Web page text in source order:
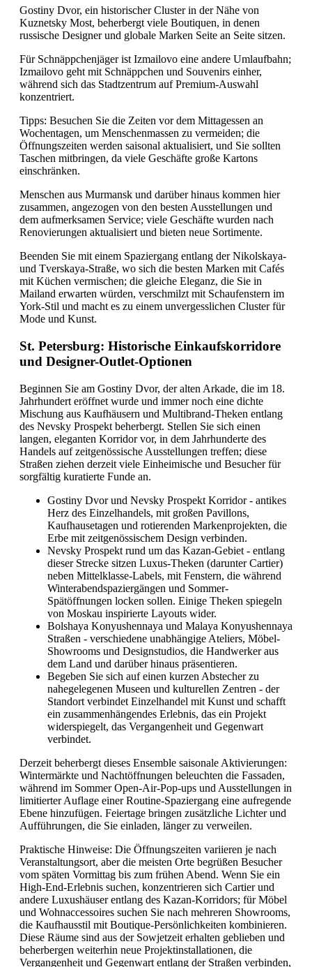
Gostiny Dvor, ein historischer Cluster in der Nähe von
Kuznetsky Most, beherbergt viele Boutiquen, in denen
russische Designer und globale Marken Seite an Seite sitzen.
Für Schnäppchenjäger ist Izmailovo eine andere Umlaufbahn;
Izmailovo geht mit Schnäppchen und Souvenirs einher,
während sich das Stadtzentrum auf Premium-Auswahl
konzentriert.
Tipps: Besuchen Sie die Zeiten vor dem Mittagessen an
Wochentagen, um Menschenmassen zu vermeiden; die
Öffnungszeiten werden saisonal aktualisiert, und Sie sollten
Taschen mitbringen, da viele Geschäfte große Kartons
einschränken.
Menschen aus Murmansk und darüber hinaus kommen hier
zusammen, angezogen von den besten Ausstellungen und
dem aufmerksamen Service; viele Geschäfte wurden nach
Renovierungen aktualisiert und bieten neue Sortimente.
Beenden Sie mit einem Spaziergang entlang der Nikolskaya-
und Tverskaya-Straße, wo sich die besten Marken mit Cafés
mit Küchen vermischen; die gleiche Eleganz, die Sie in
Mailand erwarten würden, verschmilzt mit Schaufenstern im
York-Stil und macht es zu einem unvergesslichen Cluster für
Mode und Kunst.
St. Petersburg: Historische Einkaufskorridore
und Designer-Outlet-Optionen
Beginnen Sie am Gostiny Dvor, der alten Arkade, die im 18.
Jahrhundert eröffnet wurde und immer noch eine dichte
Mischung aus Kaufhäusern und Multibrand-Theken entlang
des Nevsky Prospekt beherbergt. Stellen Sie sich einen
langen, eleganten Korridor vor, in dem Jahrhunderte des
Handels auf zeitgenössische Ausstellungen treffen; diese
Straßen ziehen derzeit viele Einheimische und Besucher für
sorgfältig kuratierte Funde an.
Gostiny Dvor und Nevsky Prospekt Korridor - antikes
Herz des Einzelhandels, mit großen Pavillons,
Kaufhausetagen und rotierenden Markenprojekten, die
Erbe mit zeitgenössischem Design verbinden.
Nevsky Prospekt rund um das Kazan-Gebiet - entlang
dieser Strecke sitzen Luxus-Theken (darunter Cartier)
neben Mittelklasse-Labels, mit Fenstern, die während
Winterabendspaziergängen und Sommer-
Spätöffnungen locken sollen. Einige Theken spiegeln
von Moskau inspirierte Layouts wider.
Bolshaya Konyushennaya und Malaya Konyushennaya
Straßen - verschiedene unabhängige Ateliers, Möbel-
Showrooms und Designstudios, die Handwerker aus
dem Land und darüber hinaus präsentieren.
Begeben Sie sich auf einen kurzen Abstecher zu
nahegelegenen Museen und kulturellen Zentren - der
Standort verbindet Einzelhandel mit Kunst und schafft
ein zusammenhängendes Erlebnis, das ein Projekt
widerspiegelt, das Vergangenheit und Gegenwart
verbindet.
Derzeit beherbergt dieses Ensemble saisonale Aktivierungen:
Wintermärkte und Nachtöffnungen beleuchten die Fassaden,
während im Sommer Open-Air-Pop-ups und Ausstellungen in
limitierter Auflage einer Routine-Spaziergang eine aufregende
Ebene hinzufügen. Feiertage bringen zusätzliche Lichter und
Aufführungen, die Sie einladen, länger zu verweilen.
Praktische Hinweise: Die Öffnungszeiten variieren je nach
Veranstaltungsort, aber die meisten Orte begrüßen Besucher
vom späten Vormittag bis zum frühen Abend. Wenn Sie ein
High-End-Erlebnis suchen, konzentrieren sich Cartier und
andere Luxushäuser entlang des Kazan-Korridors; für Möbel
und Wohnaccessoires suchen Sie nach mehreren Showrooms,
die Kaufhausstil mit Boutique-Persönlichkeiten kombinieren.
Diese Räume sind aus der Sowjetzeit erhalten geblieben und
beherbergen weiterhin neue Projektinstallationen, die
Vergangenheit und Gegenwart entlang der Straßen verbinden,